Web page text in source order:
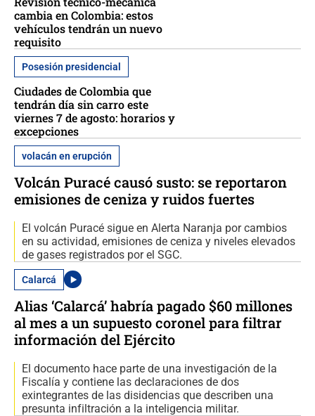
cambia en Colombia: estos
vehículos tendrán un nuevo
requisito
Posesión presidencial
Ciudades de Colombia que
tendrán día sin carro este
viernes 7 de agosto: horarios y
excepciones
volacán en erupción
Volcán Puracé causó susto: se reportaron
emisiones de ceniza y ruidos fuertes
El volcán Puracé sigue en Alerta Naranja por cambios
en su actividad, emisiones de ceniza y niveles elevados
de gases registrados por el SGC.
Calarcá
Alias ‘Calarcá’ habría pagado $60 millones
al mes a un supuesto coronel para filtrar
información del Ejército
El documento hace parte de una investigación de la
Fiscalía y contiene las declaraciones de dos
exintegrantes de las disidencias que describen una
presunta infiltración a la inteligencia militar.